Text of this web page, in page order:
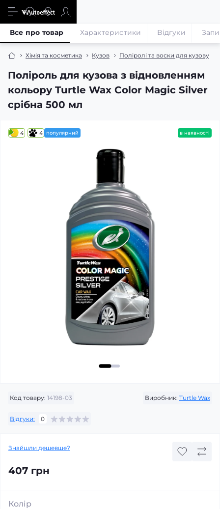
Хімія та косметика Кузов Поліролі та воски для кузову
Поліроль для кузова з відновленням
кольору Turtle Wax Color Magic Silver
срібна 500 мл
Все про товар Характеристики Відгуки
4 4 популярний в наявності
Код товару: 14198-03 Виробник: Turtle Wax
Відгуки: 0
Знайшли дешевше?
407 грн
Колір